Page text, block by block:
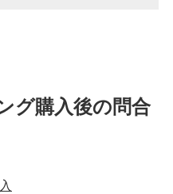
グ購入後の問合